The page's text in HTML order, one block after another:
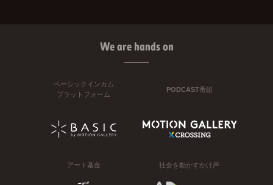
We are hands on
ベーシックインカム
プラットフォーム
PODCAST番組
アート基金 社会を動かすかけ声